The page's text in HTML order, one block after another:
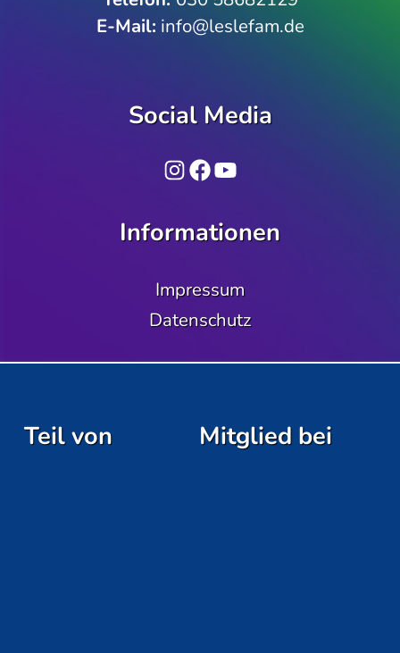
E-Mail: info@leslefam.de
Social Media
Instagram
Facebook
YouTube
Informationen
Impressum
Datenschutz
Teil von Mitglied bei